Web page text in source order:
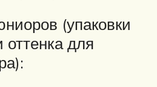
(упаковки
оттенка для